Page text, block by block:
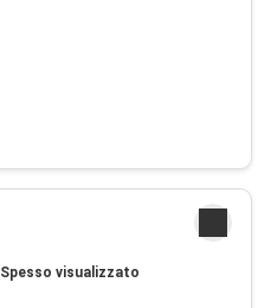
Spesso visualizzato